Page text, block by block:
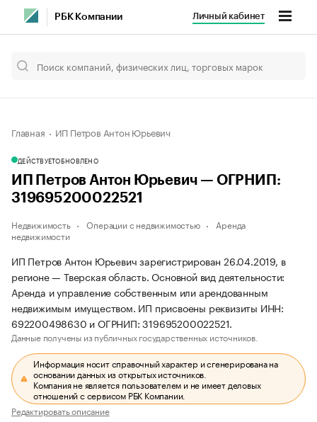
РБК Компании Личный кабинет
Главная ИП Петров Антон Юрьевич
ДЕЙСТВУЕТОБНОВЛЕНО
ИП Петров Антон Юрьевич — ОГРНИП:
319695200022521
Недвижимость Операции с недвижимостью
Аренда
недвижимости
ИП Петров Антон Юрьевич зарегистрирован 26.04.2019, в
регионе — Тверская область. Основной вид деятельности:
Аренда и управление собственным или арендованным
недвижимым имуществом. ИП присвоены реквизиты ИНН:
692200498630 и ОГРНИП: 319695200022521.
Данные получены из публичных государственных источников.
Информация носит справочный характер и сгенерирована на
основании данных из открытых источников.
Компания не является пользователем и не имеет деловых
отношений с сервисом РБК Компании.
Редактировать описание